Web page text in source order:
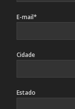
E-mail*
Cidade
Estado